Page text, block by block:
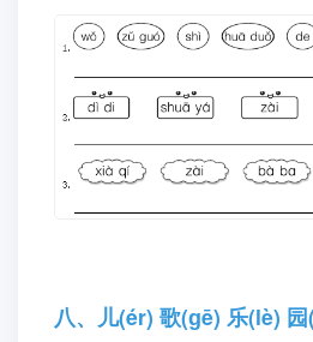
八、儿(ér) 歌(ɡē) 乐(lè) 园